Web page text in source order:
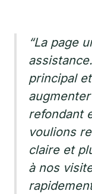
“La page
principal
refondant
voulions
claire et
à nos